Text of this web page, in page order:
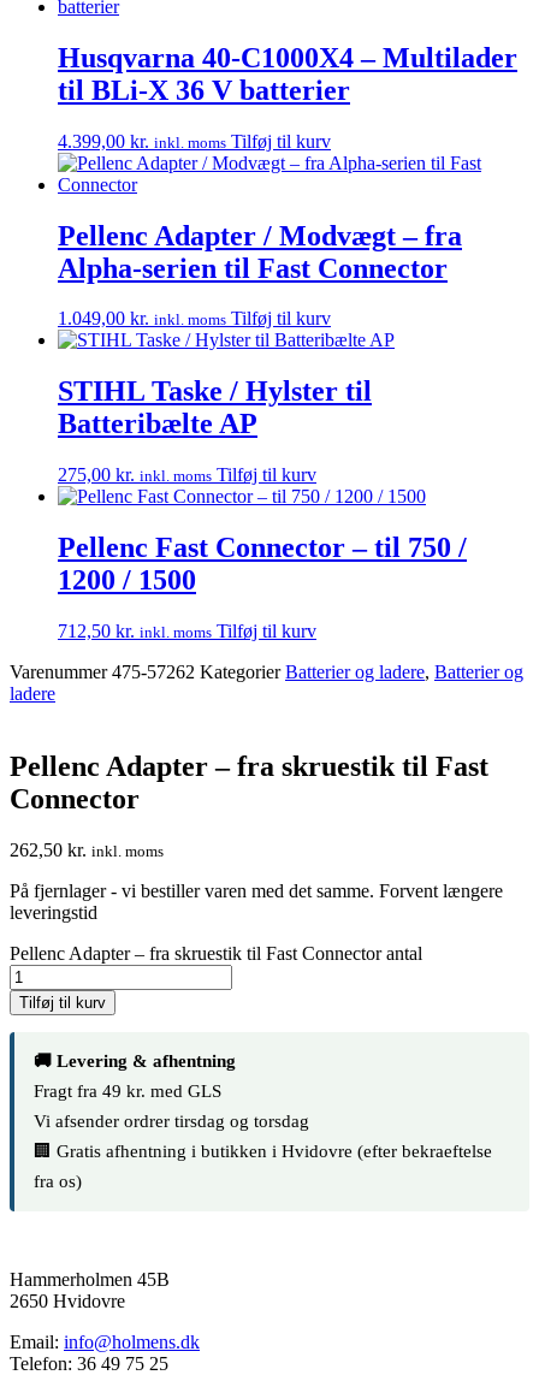
Husqvarna 40-C1000X4 – Multilader
til BLi-X 36 V batterier
4.399,00 kr. inkl. moms Tilføj til kurv
Pellenc Adapter / Modvægt – fra
Alpha-serien til Fast Connector
1.049,00 kr. inkl. moms Tilføj til kurv
STIHL Taske / Hylster til
Batteribælte AP
275,00 kr. inkl. moms Tilføj til kurv
Pellenc Fast Connector – til 750 /
1200 / 1500
712,50 kr. inkl. moms Tilføj til kurv
Varenummer475-57262 Kategorier Batterier og ladere, Batterier og
ladere
Pellenc Adapter – fra skruestik til Fast
Connector
262,50 kr. inkl. moms
På fjernlager - vi bestiller varen med det samme. Forvent længere
leveringstid
Pellenc Adapter – fra skruestik til Fast Connector antal
Tilføj til kurv
🚚 Levering & afhentning
Fragt fra 49 kr. med GLS
Vi afsender ordrer tirsdag og torsdag
🏢 Gratis afhentning i butikken i Hvidovre (efter bekraeftelse
fra os)
Hammerholmen 45B
2650 Hvidovre
Email: info@holmens.dk
Telefon: 36 49 75 25